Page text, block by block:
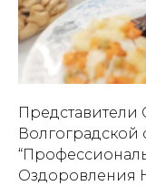
Представители
Оздоровления